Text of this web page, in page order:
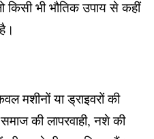
किसी भी भौतिक उपाय से कहीं
मशीनों या ड्राइवरों की
की लापरवाही, नशे की